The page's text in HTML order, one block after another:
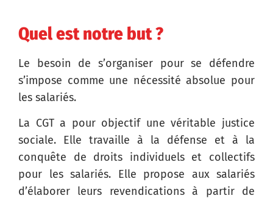
Quel est notre but ?
Le besoin de s’organiser pour se défendre
s’impose comme une nécessité absolue pour
les salariés.
La CGT a pour objectif une véritable justice
sociale. Elle travaille à la défense et à la
conquête de droits individuels et collectifs
pour les salariés. Elle propose aux salariés
d’élaborer leurs revendications à partir de